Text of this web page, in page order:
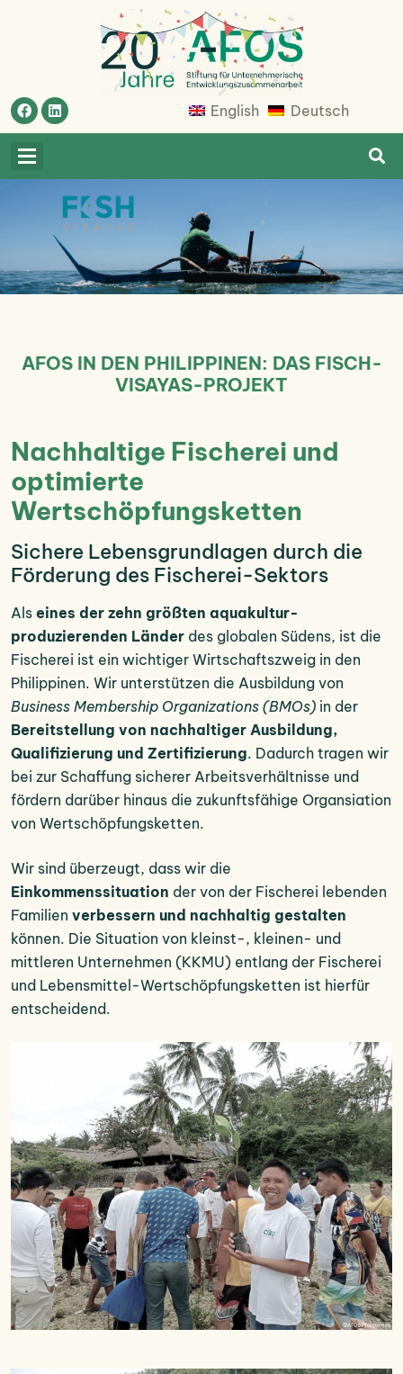
Afosfoundation
Afosfoundation English Deutsch
AFOS IN DEN PHILIPPINEN: DAS FISCH-
VISAYAS-PROJEKT
Nachhaltige Fischerei und
optimierte
Wertschöpfungsketten
Sichere Lebensgrundlagen durch die
Förderung des Fischerei-Sektors
Als eines der zehn größten aquakultur-
produzierenden Länder des globalen Südens, ist die
Fischerei ist ein wichtiger Wirtschaftszweig in den
Philippinen. Wir unterstützen die Ausbildung von
Business Membership Organizations (BMOs) in der
Bereitstellung von nachhaltiger Ausbildung,
Qualifizierung und Zertifizierung. Dadurch tragen wir
bei zur Schaffung sicherer Arbeitsverhältnisse und
fördern darüber hinaus die zukunftsfähige Organsiation
von Wertschöpfungsketten.
Wir sind überzeugt, dass wir die
Einkommenssituation der von der Fischerei lebenden
Familien verbessern und nachhaltig gestalten
können. Die Situation von kleinst-, kleinen- und
mittleren Unternehmen (KKMU) entlang der Fischerei
und Lebensmittel-Wertschöpfungsketten ist hierfür
entscheidend.